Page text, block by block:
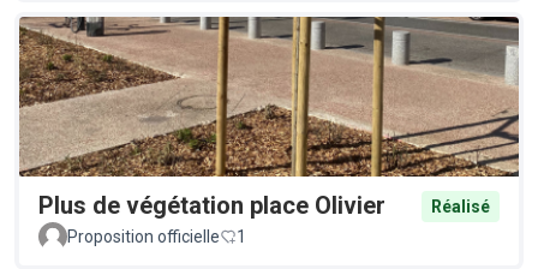
Plus de végétation place Olivier
Réalisé
Proposition officielle
1